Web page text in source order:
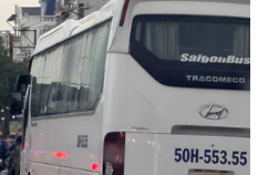
Bất động sản
Tấm lòng Việt
Vươn mình bằng AI